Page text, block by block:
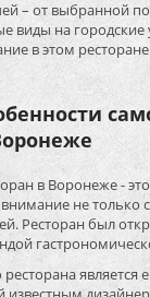
– от выбранной
виды на
в этом
в Воронеже -
не только
Ресторан был
является